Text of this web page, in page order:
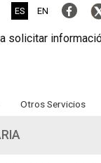
ES EN
solicitar
Otros Servicios